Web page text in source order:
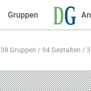
Gruppen
38 Gruppen / 94 Gestalten /